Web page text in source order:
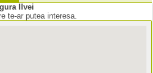
Ilvei
te-ar putea interesa.